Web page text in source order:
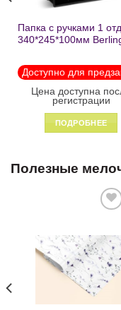
Папка с ручками 1
340*245*100мм
молнии1246
Доступно для
Цена доступна
регистрации
ПОДРОБНЕЕ
Полезные
желаний